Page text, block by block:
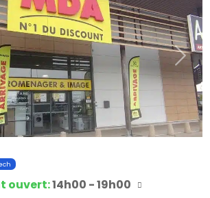
ouvert:14h00 - 19h00